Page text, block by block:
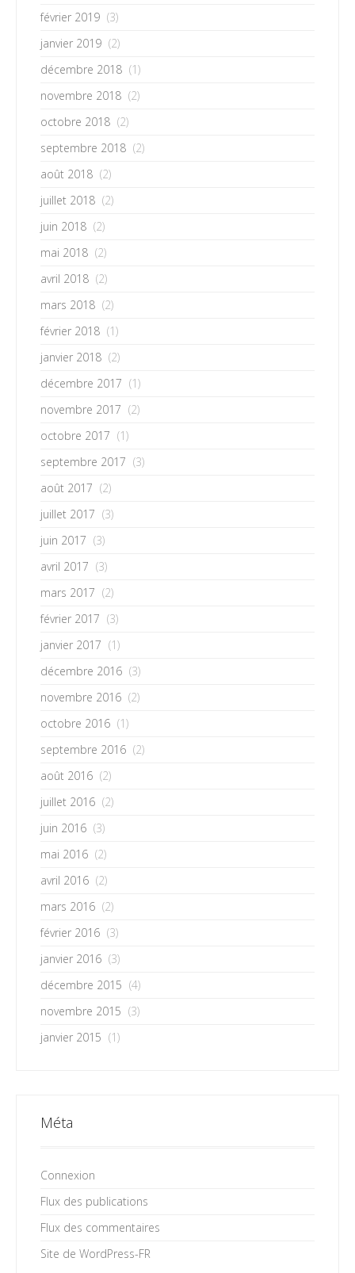
février 2019 (3)
janvier 2019 (2)
décembre 2018 (1)
novembre 2018 (2)
octobre 2018 (2)
septembre 2018 (2)
août 2018 (2)
juillet 2018 (2)
juin 2018 (2)
mai 2018 (2)
avril 2018 (2)
mars 2018 (2)
février 2018 (1)
janvier 2018 (2)
décembre 2017 (1)
novembre 2017 (2)
octobre 2017 (1)
septembre 2017 (3)
août 2017 (2)
juillet 2017 (3)
juin 2017 (3)
avril 2017 (3)
mars 2017 (2)
février 2017 (3)
janvier 2017 (1)
décembre 2016 (3)
novembre 2016 (2)
octobre 2016 (1)
septembre 2016 (2)
août 2016 (2)
juillet 2016 (2)
juin 2016 (3)
mai 2016 (2)
avril 2016 (2)
mars 2016 (2)
février 2016 (3)
janvier 2016 (3)
décembre 2015 (4)
novembre 2015 (3)
janvier 2015 (1)
Méta
Connexion
Flux des publications
Flux des commentaires
Site de WordPress-FR